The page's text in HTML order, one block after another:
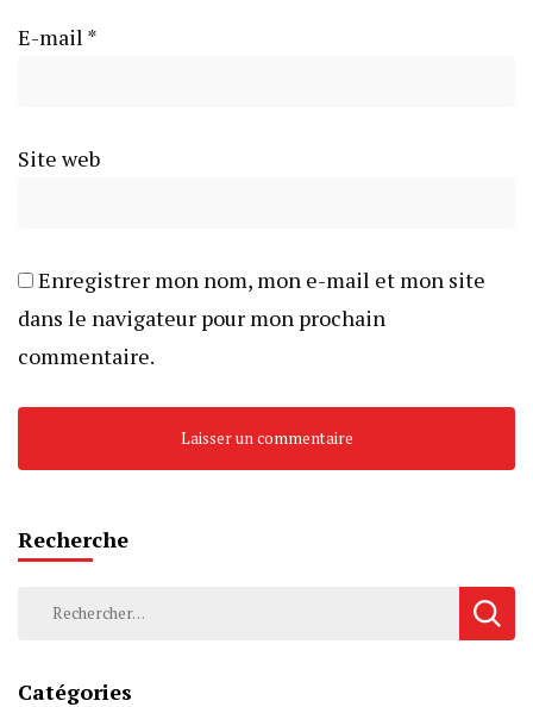
E-mail *
Site web
Enregistrer mon nom, mon e-mail et mon site
dans le navigateur pour mon prochain
commentaire.
Recherche
Rechercher :
Catégories